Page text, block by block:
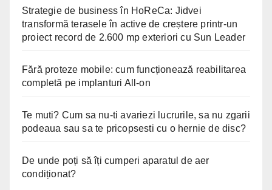
Strategie de business în HoReCa: Jidvei
transformă terasele în active de creștere printr-un
proiect record de 2.600 mp exteriori cu Sun Leader
Fără proteze mobile: cum funcționează reabilitarea
completă pe implanturi All-on
Te muti? Cum sa nu-ti avariezi lucrurile, sa nu zgarii
podeaua sau sa te pricopsesti cu o hernie de disc?
De unde poți să îți cumperi aparatul de aer
condiționat?